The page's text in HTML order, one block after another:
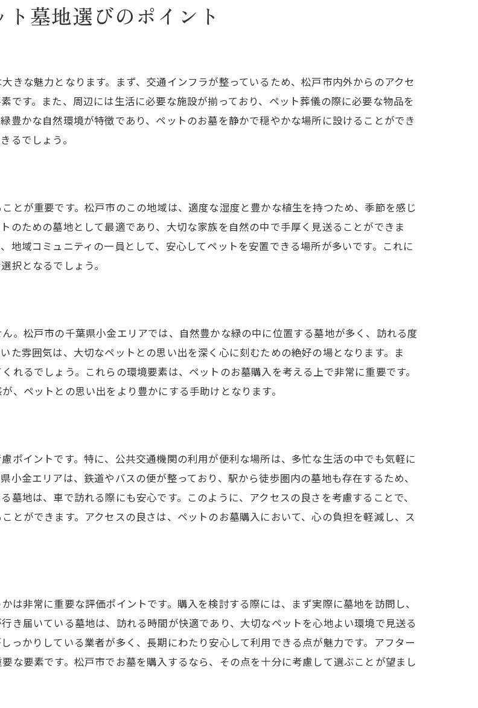
際のポイント
の手続き流れ
なアフターサービス
ト墓地購入でサービス内容を徹底解説
供養セレモニーの紹介
安心の環境づくり
霊園の最新トレンド
墓地選びのポイント
きな魅力となります。まず、交通インフラが整っているため、松戸市内外からのアクセ
です。また、周辺には生活に必要な施設が揃っており、ペット葬儀の際に必要な物品を
豊かな自然環境が特徴であり、ペットのお墓を静かで穏やかな場所に設けることができ
るでしょう。
とが重要です。松戸市のこの地域は、適度な湿度と豊かな植生を持つため、季節を感じ
のための墓地として最適であり、大切な家族を自然の中で手厚く見送ることができま
地域コミュニティの一員として、安心してペットを安置できる場所が多いです。これに
択となるでしょう。
。松戸市の千葉県小金エリアでは、自然豊かな緑の中に位置する墓地が多く、訪れる度
た雰囲気は、大切なペットとの思い出を深く心に刻むための絶好の場となります。ま
れるでしょう。これらの環境要素は、ペットのお墓購入を考える上で非常に重要です。
、ペットとの思い出をより豊かにする手助けとなります。
ポイントです。特に、公共交通機関の利用が便利な場所は、多忙な生活の中でも気軽に
金エリアは、鉄道やバスの便が整っており、駅から徒歩圏内の墓地も存在するため、
地は、車で訪れる際にも安心です。このように、アクセスの良さを考慮することで、
とができます。アクセスの良さは、ペットのお墓購入において、心の負担を軽減し、ス
非常に重要な評価ポイントです。購入を検討する際には、まず実際に墓地を訪問し、
き届いている墓地は、訪れる時間が快適であり、大切なペットを心地よい環境で見送る
っかりしている業者が多く、長期にわたり安心して利用できる点が魅力です。アフター
な要素です。松戸市でお墓を購入するなら、その点を十分に考慮して選ぶことが望まし